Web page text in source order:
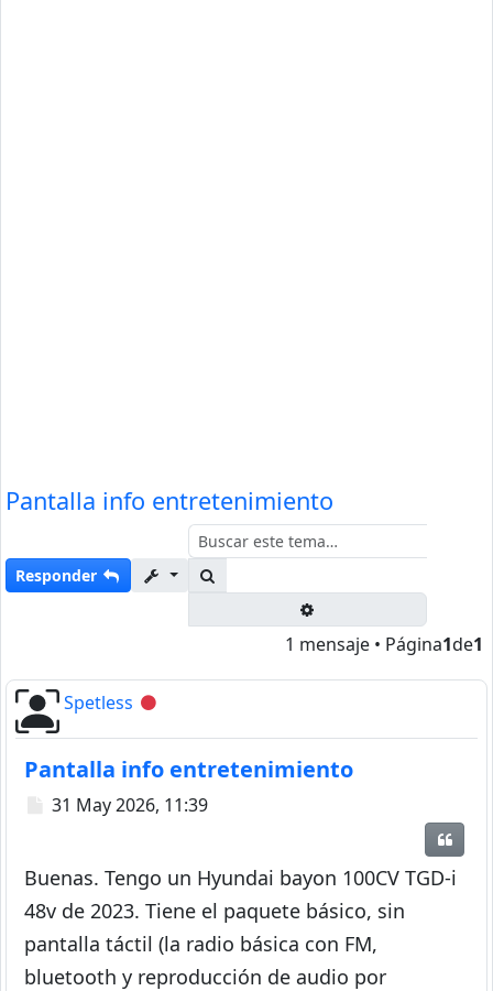
Pantalla info entretenimiento
Responder
1 mensaje • Página1de1
Spetless Desconectado
Pantalla info entretenimiento
Mensaje
31 May 2026, 11:39
Buenas. Tengo un Hyundai bayon 100CV TGD-i
48v de 2023. Tiene el paquete básico, sin
pantalla táctil (la radio básica con FM,
bluetooth y reproducción de audio por